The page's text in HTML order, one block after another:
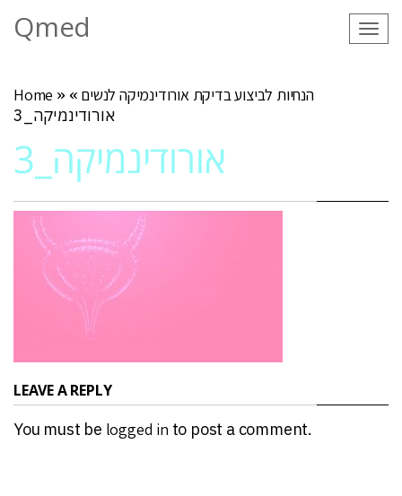
Qmed
Home » הנחיות לביצוע בדיקת אורודינמיקה לנשים »
אורודינמיקה_3
אורודינמיקה_3
LEAVE A REPLY
You must be logged in to post a comment.